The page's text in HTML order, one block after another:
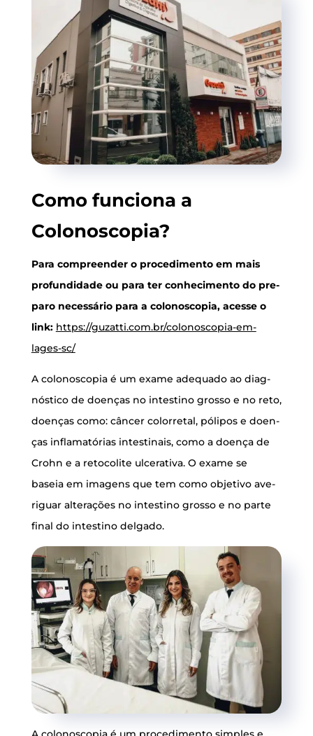
Como fun­ci­o­na a
Colonoscopia?
Para com­pre­en­der o pro­ce­di­men­to em mais
pro­fun­di­da­de ou para ter conhe­ci­men­to do pre­
pa­ro neces­sá­rio para a colo­nos­co­pia, aces­se o
link: https://guzatti.com.br/colonoscopia-em-
lages-sc/
A colo­nos­co­pia é um exa­me ade­qua­do ao diag­
nós­ti­co de doen­ças no intes­ti­no gros­so e no reto,
doen­ças como: cân­cer color­re­tal, póli­pos e doen­
ças infla­ma­tó­ri­as intes­ti­nais, como a doen­ça de
Crohn e a reto­co­li­te ulce­ra­ti­va. O exa­me se
baseia em ima­gens que tem como obje­ti­vo ave­
ri­guar alte­ra­ções no intes­ti­no gros­so e no par­te
final do intes­ti­no delgado.